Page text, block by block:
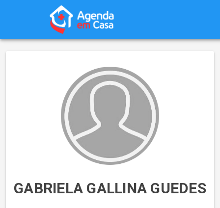
GABRIELA GALLINA GUEDES